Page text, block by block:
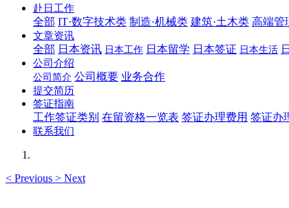
赴日工作
全部 IT·数字技术类 制造·机械类 建筑·土木类 高端管
文章资讯
全部 日本资讯 日本工作 日本留学 日本签证 日本生活
公司介绍
公司简介 公司概要 业务合作
提交简历
签证指南
工作签证类别 在留资格一览表 签证办理费用 签证办
联系我们
< Previous > Next